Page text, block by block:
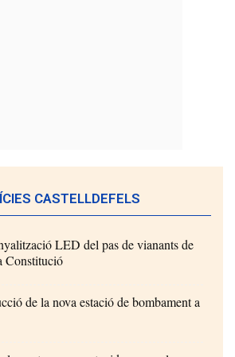
CASTELLDEFELS
LED del pas de vianants de
Constitució
de la nova estació de bombament a